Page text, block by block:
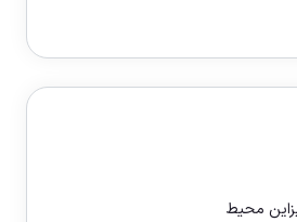
محیط